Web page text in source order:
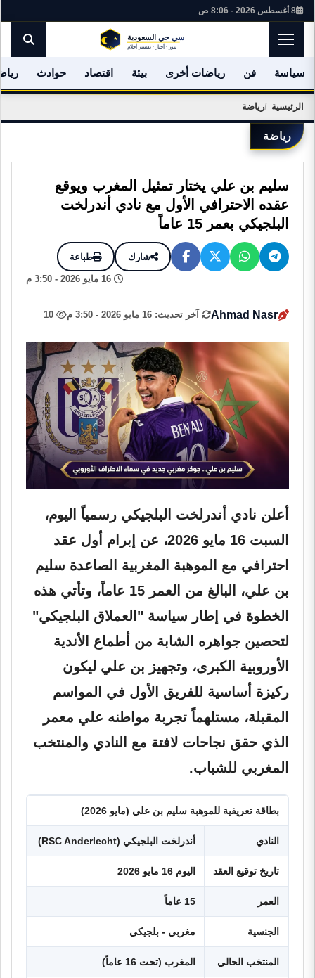
8 أغسطس 2026 - 8:06 ص
سياسة فن رياضات أخرى بيئة اقتصاد حوادث
الرئيسية رياضة
رياضة
سليم بن علي يختار تمثيل المغرب ويوقع
عقده الاحترافي الأول مع نادي أندرلخت
البلجيكي بعمر 15 عاماً
شارك طباعة
Ahmad Nasr آخر تحديث: 16 مايو 2026 - 3:50 م
أعلن نادي أندرلخت البلجيكي رسمياً اليوم،
السبت 16 مايو 2026، عن إبرام أول عقد
احترافي مع الموهبة المغربية الصاعدة سليم
بن علي، البالغ من العمر 15 عاماً، وتأتي هذه
الخطوة في إطار سياسة "العملاق البلجيكي"
لتحصين جواهره الشابة من أطماع الأندية
الأوروبية الكبرى، وتجهيز بن علي ليكون
ركيزة أساسية للفريق الأول في المواسم
المقبلة، مستلهماً تجربة مواطنه علي معمر
الذي حقق نجاحات لافتة مع النادي والمنتخب
المغربي للشباب.
بطاقة تعريفية للموهبة سليم بن علي (مايو 2026)
النادي أندرلخت البلجيكي (RSC Anderlecht)
تاريخ توقيع العقد اليوم 16 مايو 2026
العمر 15 عاماً
الجنسية مغربي - بلجيكي
المنتخب الحالي المغرب (تحت 16 عاماً)